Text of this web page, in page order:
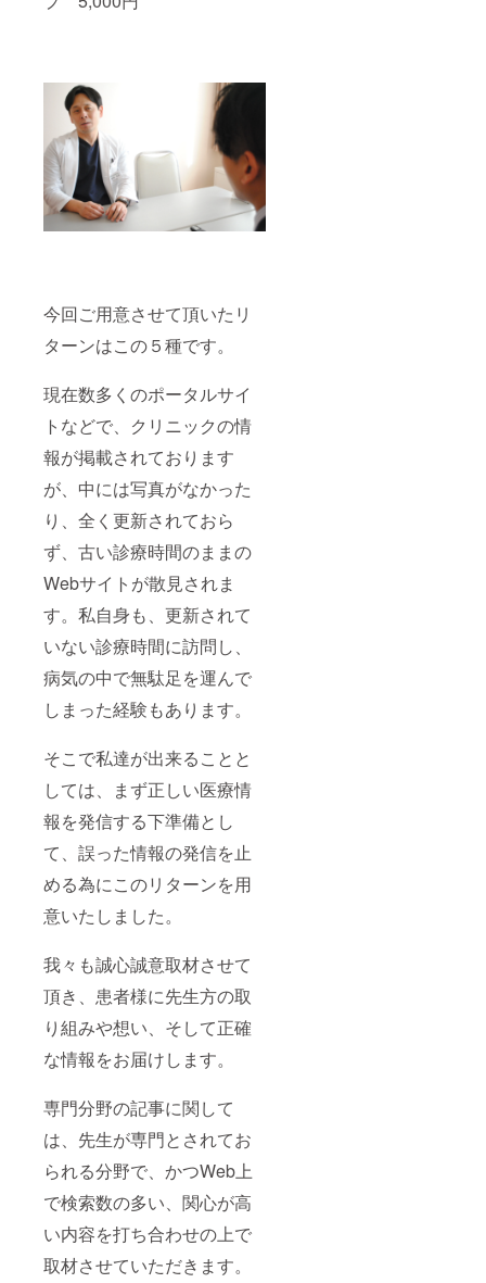
今回ご用意させて頂いたリ
ターンはこの５種です。
現在数多くのポータルサイ
トなどで、クリニックの情
報が掲載されております
が、中には写真がなかった
り、全く更新されておら
ず、古い診療時間のままの
Webサイトが散見されま
す。私自身も、更新されて
いない診療時間に訪問し、
病気の中で無駄足を運んで
しまった経験もあります。
そこで私達が出来ることと
しては、まず正しい医療情
報を発信する下準備とし
て、誤った情報の発信を止
める為にこのリターンを用
意いたしました。
我々も誠心誠意取材させて
頂き、患者様に先生方の取
り組みや想い、そして正確
な情報をお届けします。
専門分野の記事に関して
は、先生が専門とされてお
られる分野で、かつWeb上
で検索数の多い、関心が高
い内容を打ち合わせの上で
取材させていただきます。